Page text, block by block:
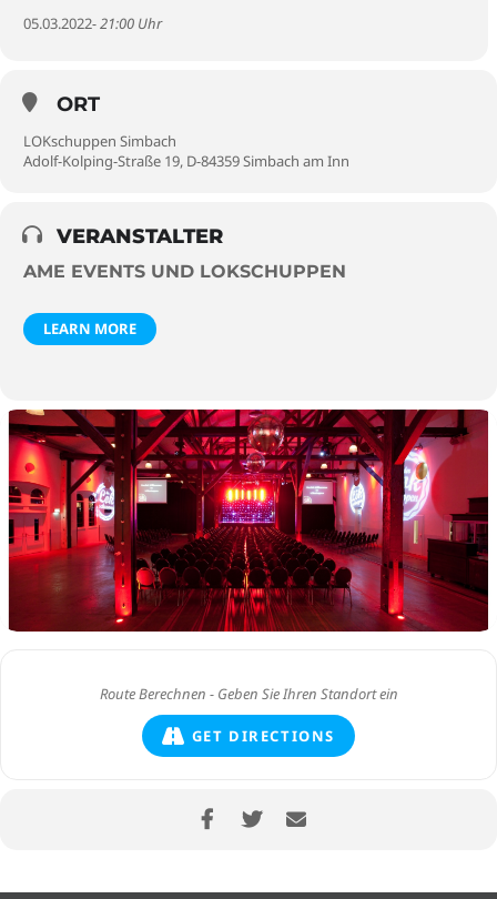
05.03.2022- 21:00 Uhr
ORT
LOKschuppen Simbach
Adolf-Kolping-Straße 19, D-84359 Simbach am Inn
VERANSTALTER
AME EVENTS UND LOKSCHUPPEN
LEARN MORE
GET DIRECTIONS